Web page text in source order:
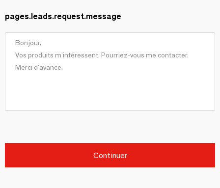
pages.leads.request.message
Continuer